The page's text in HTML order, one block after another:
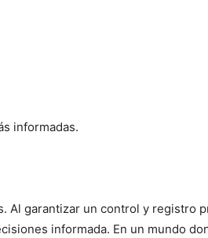
informadas.
Al garantizar un control y registro
informada. En un mundo